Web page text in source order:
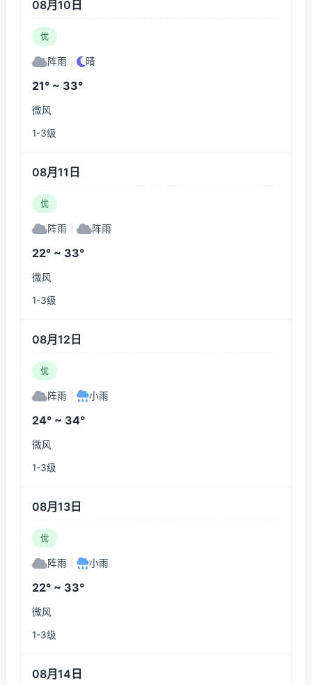
08月10日
优
阵雨 晴
21° ~ 33°
微风
1-3级
08月11日
优
阵雨 阵雨
22° ~ 33°
微风
1-3级
08月12日
优
阵雨 小雨
24° ~ 34°
微风
1-3级
08月13日
优
阵雨 小雨
22° ~ 33°
微风
1-3级
08月14日